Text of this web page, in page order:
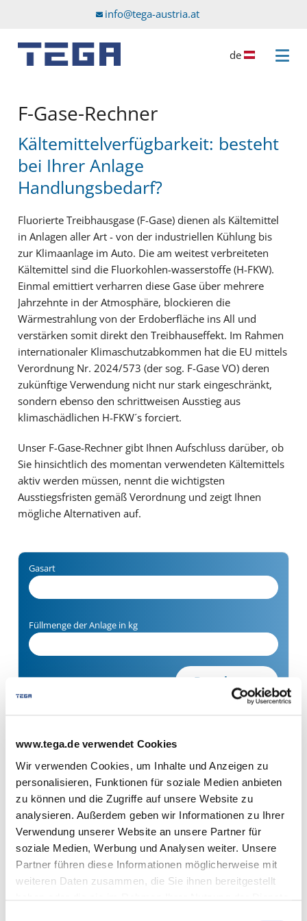
www.tega.de verwendet Cookies
Wir verwenden Cookies, um Inhalte und Anzeigen zu
personalisieren, Funktionen für soziale Medien anbieten
zu können und die Zugriffe auf unsere Website zu
analysieren. Außerdem geben wir Informationen zu Ihrer
Verwendung unserer Website an unsere Partner für
soziale Medien, Werbung und Analysen weiter. Unsere
Partner führen diese Informationen möglicherweise mit
weiteren Daten zusammen, die Sie ihnen bereitgestellt
zum Servicemenüinfo@tega-austria.at
Menü
de
F-Gase-Rechner
Kältemittelverfügbarkeit: besteht
bei Ihrer Anlage
Handlungsbedarf?
Fluorierte Treibhausgase (F-Gase) dienen als Kältemittel
in Anlagen aller Art - von der industriellen Kühlung bis
zur Klimaanlage im Auto. Die am weitest verbreiteten
Kältemittel sind die Fluorkohlen-wasserstoffe (H-FKW).
Einmal emittiert verharren diese Gase über mehrere
Jahrzehnte in der Atmosphäre, blockieren die
Wärmestrahlung von der Erdoberfläche ins All und
verstärken somit direkt den Treibhauseffekt. Im Rahmen
internationaler Klimaschutzabkommen hat die EU mittels
Verordnung Nr. 2024/573 (der sog. F-Gase VO) deren
zukünftige Verwendung nicht nur stark eingeschränkt,
sondern ebenso den schrittweisen Ausstieg aus
klimaschädlichen H-FKW´s forciert.
Unser F-Gase-Rechner gibt Ihnen Aufschluss darüber, ob
Sie hinsichtlich des momentan verwendeten Kältemittels
aktiv werden müssen, nennt die wichtigsten
Ausstiegsfristen gemäß Verordnung und zeigt Ihnen
mögliche Alternativen auf.
Gasart
Füllmenge der Anlage in kg
Berechnen
Diese Informationen benötigt
der F-Gas-Rechner
Der F-Gase-Rechner benötigt folgende Informationen von
Ihnen:
das eingesetzte Kältemittel (z.B. „R 404A“)
die Füllmenge der Anlage in Kilogramm (z. B. „5“)